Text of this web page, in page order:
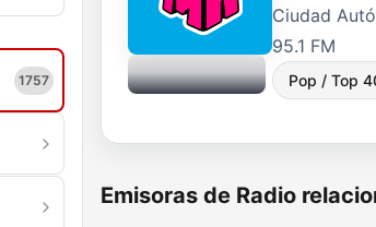
1757
Ciudad
95.1 FM
Pop / Top
Emisoras de Radio